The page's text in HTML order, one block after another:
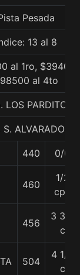
Pesada
13 al 8
al 1ro,
al 4to
LOS PARDITOS
ALVARADO P.
440 0/0
460
1/2
cpo
456
3 3/4
c
504
4 1/2
c